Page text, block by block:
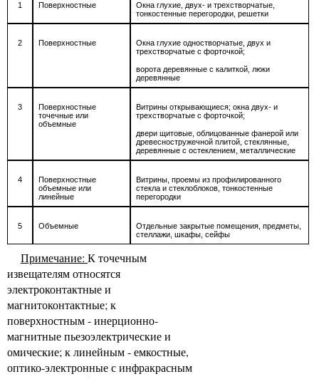
1 Поверхностные
Окна глухие, двух- и трехстворчатые,
тонкостенные перегородки, решетки
2 Поверхностные
Окна глухие одностворчатые, двух и
трехстворчатые с форточкой;
ворота деревянные с калиткой, люки
деревянные
3
Поверхностные
точечные или
объемные
Витрины открывающиеся; окна двух- и
трехстворчатые с форточкой;
двери щитовые, облицованные фанерой или
древесностружечной плитой, стеклянные,
деревянные с остеклением, металлические
4
Поверхностные
объемные или
линейные
Витрины, проемы из профилированного
стекла и стеклоблоков, тонкостенные
перегородки
5 Объемные
Отдельные закрытые помещения, предметы,
стеллажи, шкафы, сейфы
Примечание: К точечным
извещателям относятся
электроконтактные и
магнитоконтактные; к
поверхностным - инерционно-
магнитные пьезоэлектрические и
омические; к линейным - емкостные,
оптико-электронные с инфракрасным